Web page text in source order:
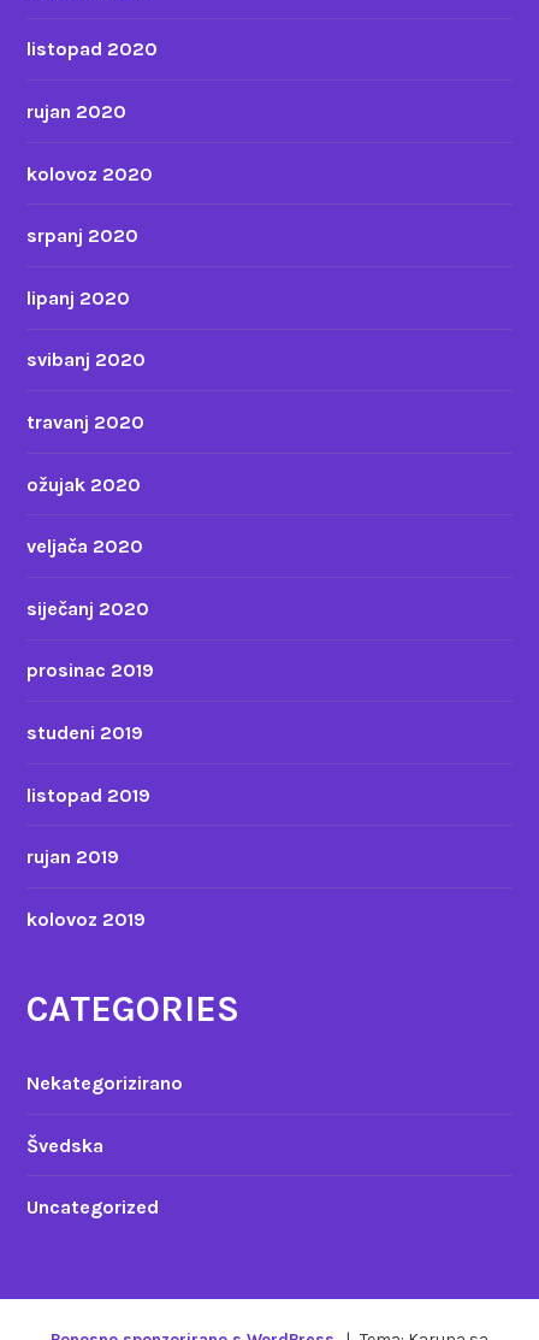
listopad 2020
rujan 2020
kolovoz 2020
srpanj 2020
lipanj 2020
svibanj 2020
travanj 2020
ožujak 2020
veljača 2020
siječanj 2020
prosinac 2019
studeni 2019
listopad 2019
rujan 2019
kolovoz 2019
CATEGORIES
Nekategorizirano
Švedska
Uncategorized